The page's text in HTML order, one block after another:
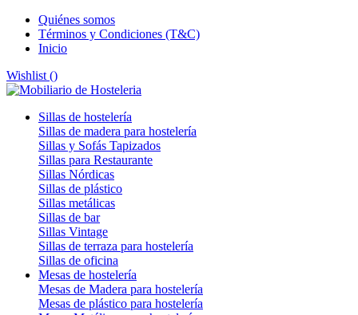
Quiénes somos
Términos y Condiciones (T&C)
Inicio
Wishlist ()
Sillas de hostelería
Sillas de madera para hostelería
Sillas y Sofás Tapizados
Sillas para Restaurante
Sillas Nórdicas
Sillas de plástico
Sillas metálicas
Sillas de bar
Sillas Vintage
Sillas de terraza para hostelería
Sillas de oficina
Mesas de hostelería
Mesas de Madera para hostelería
Mesas de plástico para hostelería